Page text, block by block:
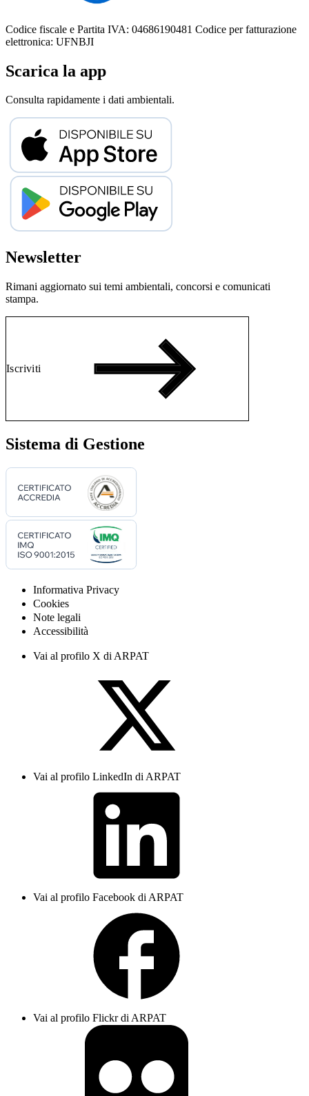
Codice fiscale e Partita IVA: 04686190481 Codice per fatturazione
elettronica: UFNBJI
Scarica la app
Consulta rapidamente i dati ambientali.
Newsletter
Rimani aggiornato sui temi ambientali, concorsi e comunicati
stampa.
Iscriviti
Sistema di Gestione
Informativa Privacy
Cookies
Note legali
Accessibilità
Vai al profilo X di ARPAT
Vai al profilo LinkedIn di ARPAT
Vai al profilo Facebook di ARPAT
Vai al profilo Flickr di ARPAT